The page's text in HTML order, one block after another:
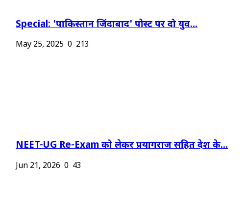
Special: 'पाकिस्तान जिंदाबाद' पोस्ट पर दो युव...
May 25, 2025 0 213
NEET-UG Re-Exam को लेकर प्रयागराज सहित देश के...
Jun 21, 2026 0 43